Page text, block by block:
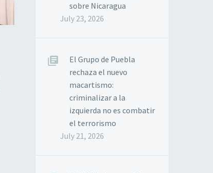
sobre Nicaragua
July 23, 2026
El Grupo de Puebla
rechaza el nuevo
macartismo:
criminalizar a la
izquierda no es combatir
el terrorismo
July 21, 2026